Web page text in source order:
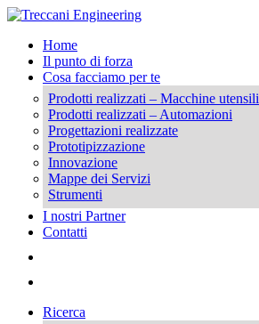
Home
Il punto di forza
Cosa facciamo per te
Prodotti realizzati – Macchine utensili
Prodotti realizzati – Automazioni
Progettazioni realizzate
Prototipizzazione
Innovazione
Mappe dei Servizi
Strumenti
I nostri Partner
Contatti
Ricerca